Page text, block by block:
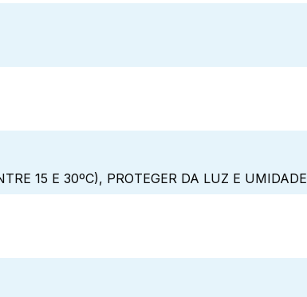
15 E 30ºC), PROTEGER DA LUZ E UMIDADE